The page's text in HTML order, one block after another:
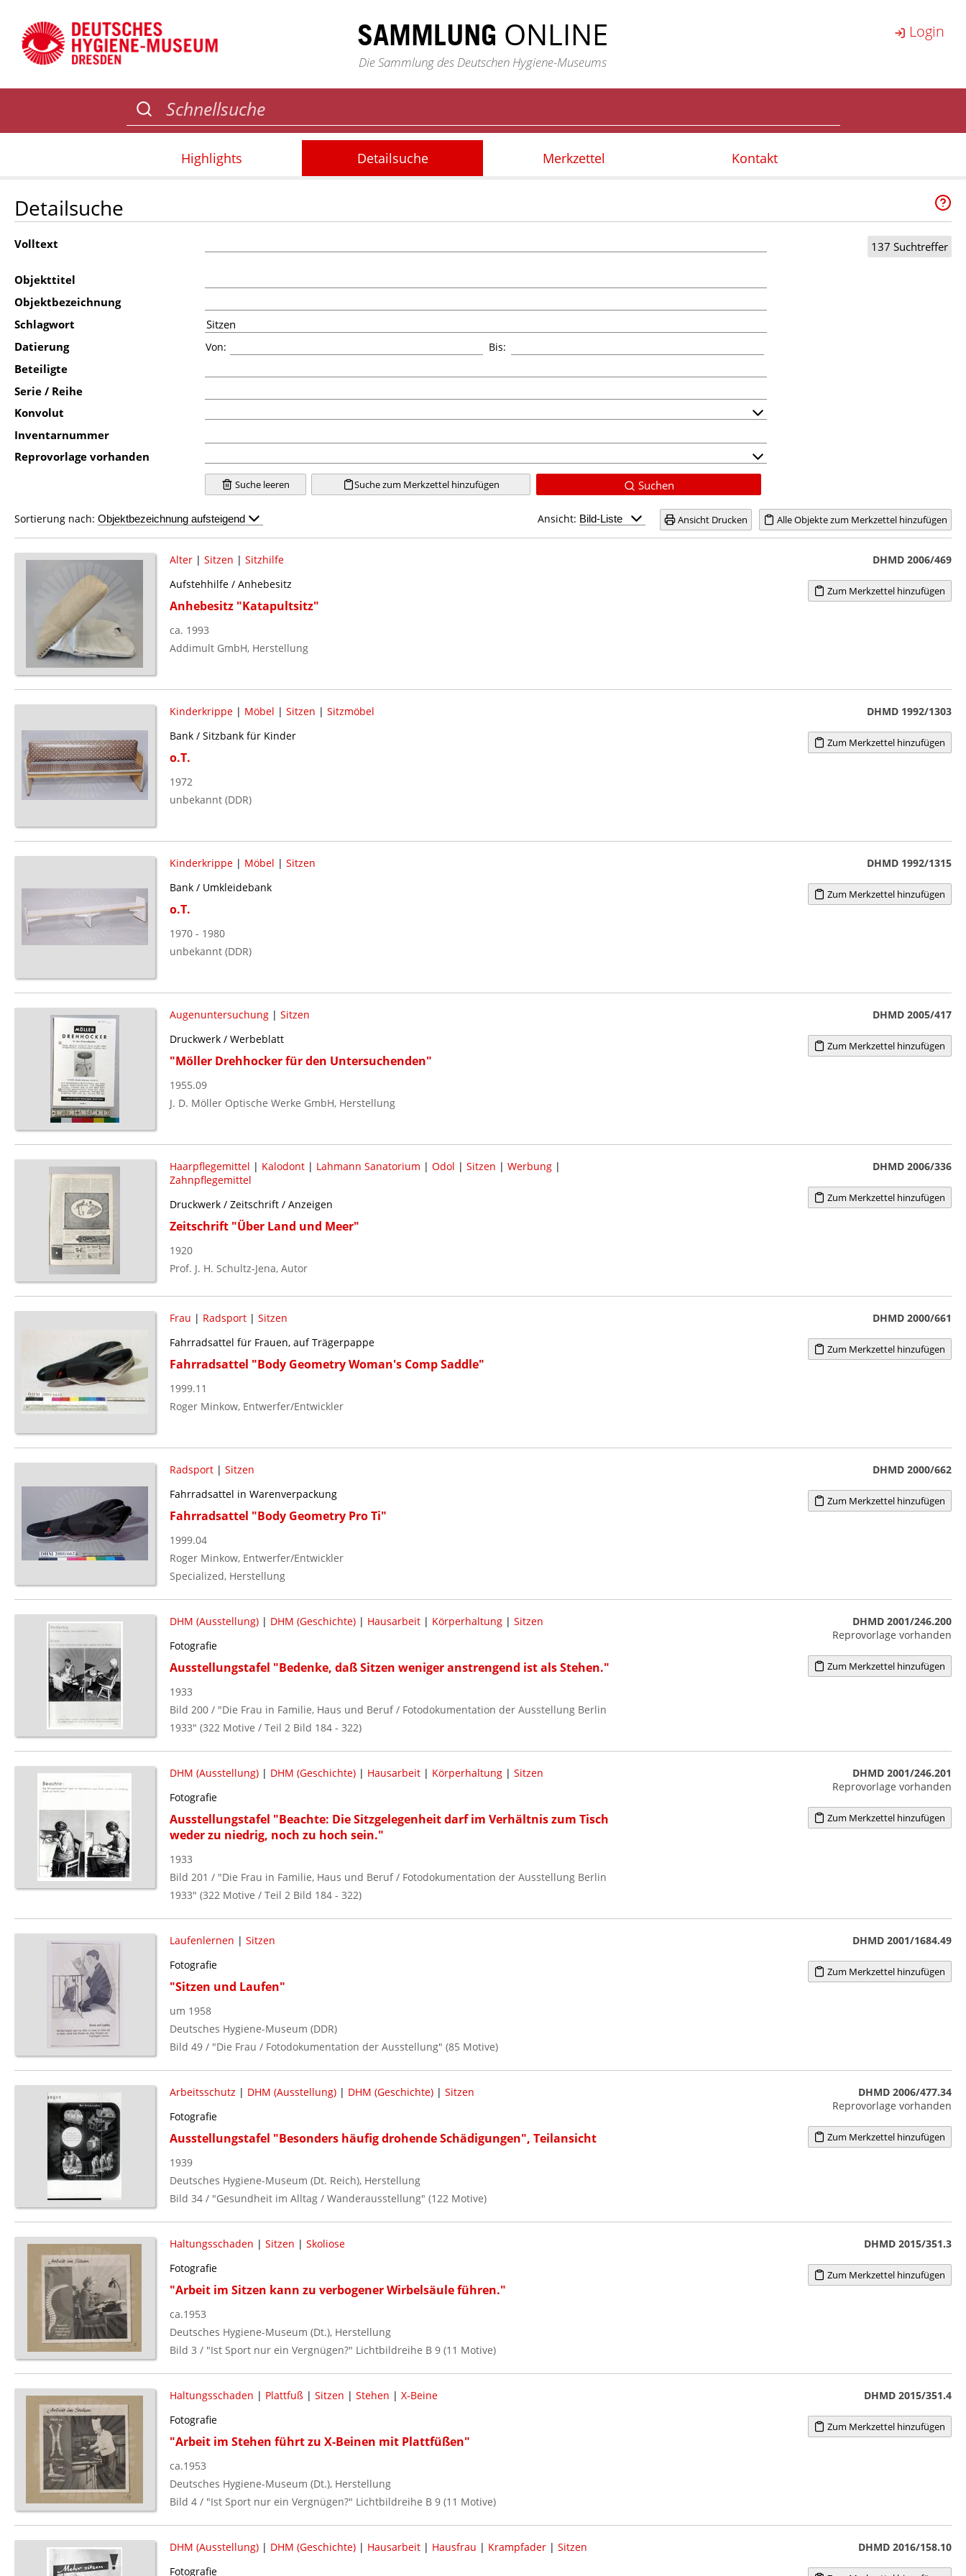
SAMMLUNG ONLINE
Die Sammlung des Deutschen Hygiene-Museums
Login
Highlights Detailsuche Merkzettel Kontakt
Detailsuche
137 Suchtreffer
Volltext
Objekttitel
Objektbezeichnung
Schlagwort
Datierung
Von: Bis:
Beteiligte
Serie / Reihe
Konvolut
Inventarnummer
Reprovorlage vorhanden
Suche leeren Suche zum Merkzettel hinzufügen Suchen
Alle Objekte zum Merkzettel hinzufügen
Ansicht Drucken
Ansicht:
Sortierung nach:
Alter| Sitzen | Sitzhilfe
Aufstehhilfe / Anhebesitz
Anhebesitz "Katapultsitz"
ca. 1993
Addimult GmbH, Herstellung
DHMD 2006/469
Zum Merkzettel hinzufügen
Kinderkrippe| Möbel | Sitzen | Sitzmöbel
Bank / Sitzbank für Kinder
o.T.
1972
unbekannt (DDR)
DHMD 1992/1303
Zum Merkzettel hinzufügen
Kinderkrippe| Möbel | Sitzen
Bank / Umkleidebank
o.T.
1970 - 1980
unbekannt (DDR)
DHMD 1992/1315
Zum Merkzettel hinzufügen
Augenuntersuchung| Sitzen
Druckwerk / Werbeblatt
"Möller Drehhocker für den Untersuchenden"
1955.09
J. D. Möller Optische Werke GmbH, Herstellung
DHMD 2005/417
Zum Merkzettel hinzufügen
Haarpflegemittel | Kalodont| Lahmann Sanatorium | Odol | Sitzen | Werbung|
Zahnpflegemittel
Druckwerk / Zeitschrift / Anzeigen
Zeitschrift "Über Land und Meer"
1920
Prof. J. H. Schultz-Jena, Autor
DHMD 2006/336
Zum Merkzettel hinzufügen
Frau | Radsport| Sitzen
Fahrradsattel für Frauen, auf Trägerpappe
Fahrradsattel "Body Geometry Woman's Comp Saddle"
1999.11
Roger Minkow, Entwerfer/Entwickler
DHMD 2000/661
Zum Merkzettel hinzufügen
Radsport| Sitzen
Fahrradsattel in Warenverpackung
Fahrradsattel "Body Geometry Pro Ti"
1999.04
Roger Minkow, Entwerfer/Entwickler
Specialized, Herstellung
DHMD 2000/662
Zum Merkzettel hinzufügen
DHM (Ausstellung)| DHM (Geschichte)| Hausarbeit| Körperhaltung| Sitzen
Fotografie
Ausstellungstafel "Bedenke, daß Sitzen weniger anstrengend ist als Stehen."
1933
Bild 200 / "Die Frau in Familie, Haus und Beruf / Fotodokumentation der Ausstellung Berlin
1933" (322 Motive / Teil 2 Bild 184 - 322)
DHMD 2001/246.200
Reprovorlage vorhanden
Zum Merkzettel hinzufügen
DHM (Ausstellung)| DHM (Geschichte)| Hausarbeit| Körperhaltung| Sitzen
Fotografie
Ausstellungstafel "Beachte: Die Sitzgelegenheit darf im Verhältnis zum Tisch
weder zu niedrig, noch zu hoch sein."
1933
Bild 201 / "Die Frau in Familie, Haus und Beruf / Fotodokumentation der Ausstellung Berlin
1933" (322 Motive / Teil 2 Bild 184 - 322)
DHMD 2001/246.201
Reprovorlage vorhanden
Zum Merkzettel hinzufügen
Laufenlernen | Sitzen
Fotografie
"Sitzen und Laufen"
um 1958
Deutsches Hygiene-Museum (DDR)
Bild 49 / "Die Frau / Fotodokumentation der Ausstellung" (85 Motive)
DHMD 2001/1684.49
Zum Merkzettel hinzufügen
Arbeitsschutz | DHM (Ausstellung)| DHM (Geschichte)| Sitzen
Fotografie
Ausstellungstafel "Besonders häufig drohende Schädigungen", Teilansicht
1939
Deutsches Hygiene-Museum (Dt. Reich), Herstellung
Bild 34 / "Gesundheit im Alltag / Wanderausstellung" (122 Motive)
DHMD 2006/477.34
Reprovorlage vorhanden
Zum Merkzettel hinzufügen
Haltungsschaden | Sitzen | Skoliose
Fotografie
"Arbeit im Sitzen kann zu verbogener Wirbelsäule führen."
ca.1953
Deutsches Hygiene-Museum (Dt.), Herstellung
Bild 3 / "Ist Sport nur ein Vergnügen?" Lichtbildreihe B 9 (11 Motive)
DHMD 2015/351.3
Zum Merkzettel hinzufügen
Haltungsschaden | Plattfuß | Sitzen | Stehen | X-Beine
Fotografie
"Arbeit im Stehen führt zu X-Beinen mit Plattfüßen"
ca.1953
Deutsches Hygiene-Museum (Dt.), Herstellung
Bild 4 / "Ist Sport nur ein Vergnügen?" Lichtbildreihe B 9 (11 Motive)
DHMD 2015/351.4
Zum Merkzettel hinzufügen
DHM (Ausstellung)| DHM (Geschichte)| Hausarbeit| Hausfrau | Krampfader| Sitzen
Fotografie
DHMD 2016/158.10